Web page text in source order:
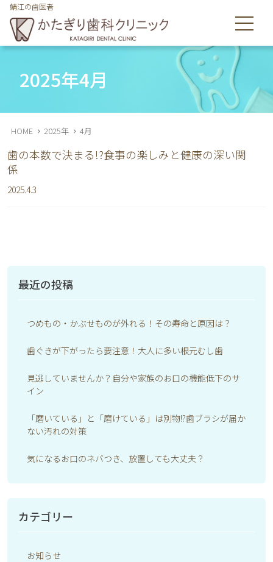
鯖江の歯医者
鯖江市舟津町の歯医者のかたぎり歯科クリニックは皆様の歯を
2025年4月
HOME › 2025年 › 4月
歯の本数で決まる!?食事の楽しみと健康の深い関
係
2025.4.3
最近の投稿
つめもの・かぶせものが外れる！その寿命と原因は？
歯ぐきが下がったら要注意！大人に多い根元むし歯
見逃していませんか？自分や家族のお口の機能低下のサ
イン
「磨いている」と「磨けている」は別物!?歯ブラシが届か
ない汚れの対策
気になるお口のネバつき、放置しても大丈夫？
カテゴリー
お知らせ